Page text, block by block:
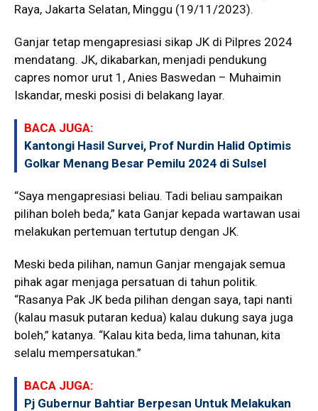
Raya, Jakarta Selatan, Minggu (19/11/2023).
Ganjar tetap mengapresiasi sikap JK di Pilpres 2024
mendatang. JK, dikabarkan, menjadi pendukung
capres nomor urut 1, Anies Baswedan – Muhaimin
Iskandar, meski posisi di belakang layar.
BACA JUGA:
Kantongi Hasil Survei, Prof Nurdin Halid Optimis
Golkar Menang Besar Pemilu 2024 di Sulsel
“Saya mengapresiasi beliau. Tadi beliau sampaikan
pilihan boleh beda,” kata Ganjar kepada wartawan usai
melakukan pertemuan tertutup dengan JK.
Meski beda pilihan, namun Ganjar mengajak semua
pihak agar menjaga persatuan di tahun politik.
“Rasanya Pak JK beda pilihan dengan saya, tapi nanti
(kalau masuk putaran kedua) kalau dukung saya juga
boleh,” katanya. “Kalau kita beda, lima tahunan, kita
selalu mempersatukan.”
BACA JUGA:
Pj Gubernur Bahtiar Berpesan Untuk Melakukan